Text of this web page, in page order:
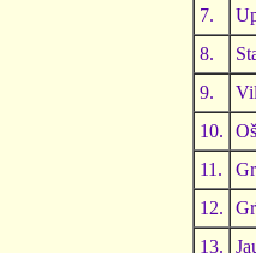
7.
8.
9.
10.
11.
12.
13.